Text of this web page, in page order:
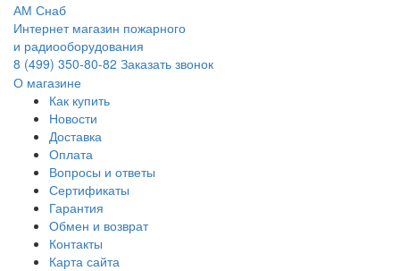
АМ Снаб
Интернет магазин пожарного
и радиооборудования
8 (499) 350-80-82 Заказать звонок
О магазине
Как купить
Новости
Доставка
Оплата
Вопросы и ответы
Сертификаты
Гарантия
Обмен и возврат
Контакты
Карта сайта